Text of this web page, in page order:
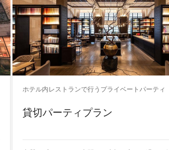
ホテル内レストランで行うプライベートパーティ
貸切パーティプラン